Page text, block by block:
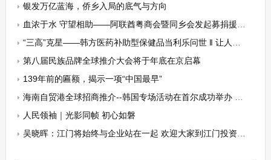
银发万亿蓝海，侨乡入局的底气与方向
血浓于水 守望相助——阿联酋粤商会暨同乡会发起募捐援助香港火灾受灾同胞
“三高”克星——韩方医药补助型保健品当利乐问世 ‖ 让人体远离体内毒素走健康之路
第八届民族品牌全球推介大会将于年底在京启幕
139年前的匾额，揭示一项“中国最早”
海南自贸港全球招商推介--韩国专场活动在首尔成功举办 韩政商界及侨界共襄盛举
人民领袖｜光影同帧 初心如磐
吴晓晖：江门将始终与企业站在一起 欢迎大家到江门投资兴业